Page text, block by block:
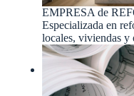
EMPRESA de
Especializada en
locales, viviendas y